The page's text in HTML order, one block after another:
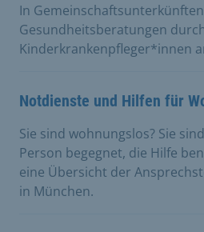
In
Gesundheitsberatungen
Kinderkrankenpfleger*innen
Notdienste und Hilfen für
Sie sind wohnungslos? Sie
Person begegnet, die Hilfe
eine Übersicht der
in München.